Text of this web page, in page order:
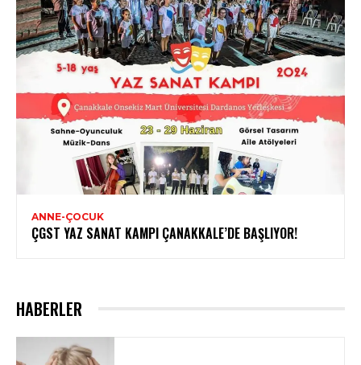
ANNE-ÇOCUK
ÇGST YAZ SANAT KAMPI ÇANAKKALE’DE BAŞLIYOR!
HABERLER